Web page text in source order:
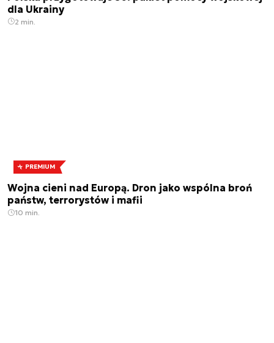
dla Ukrainy
2 min.
PREMIUM
Wojna cieni nad Europą. Dron jako wspólna broń
państw, terrorystów i mafii
10 min.